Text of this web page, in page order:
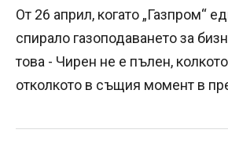
От 26 април, когато „Газпром“
спирало газоподаването за
това - Чирен не е пълен,
отколкото в същия момент в